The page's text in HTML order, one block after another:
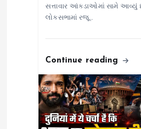
સત્તાવાર આંકડાઓમાં સામે આવ્યું
લોકસભામાં રજૂ…
Continue reading